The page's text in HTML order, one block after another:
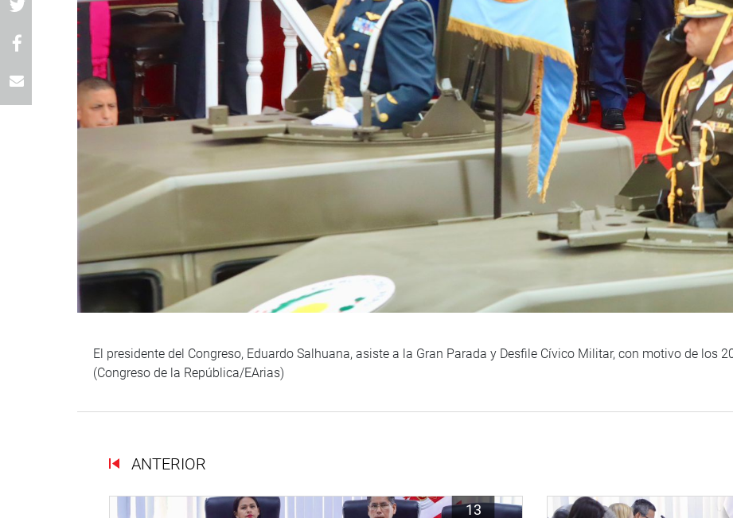
El presidente del Congreso, Eduardo Salhuana, asiste a la Gran Parada y Desfile Cívico Militar, con motivo de los
(Congreso de la República/EArias)
ANTERIOR
13